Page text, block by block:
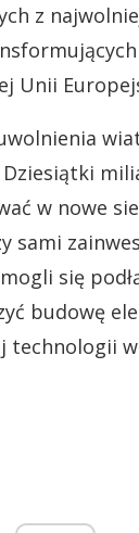
z
Unii
w nowe
sami
się
budowę
technologii